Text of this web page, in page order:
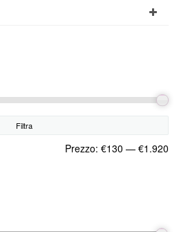
Filtra
Prezzo: €130 — €1.920